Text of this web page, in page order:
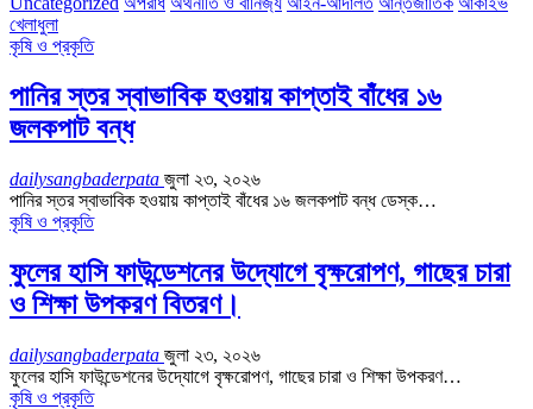
খেলাধুলা
কৃষি ও প্রকৃতি
পানির স্তর স্বাভাবিক হওয়ায় কাপ্তাই বাঁধের ১৬
জলকপাট বন্ধ
dailysangbaderpata জুলা ২৩, ২০২৬
পানির স্তর স্বাভাবিক হওয়ায় কাপ্তাই বাঁধের ১৬ জলকপাট বন্ধ ডেস্ক…
কৃষি ও প্রকৃতি
ফুলের হাসি ফাউন্ডেশনের উদ্যোগে বৃক্ষরোপণ, গাছের চারা
ও শিক্ষা উপকরণ বিতরণ।
dailysangbaderpata জুলা ২৩, ২০২৬
ফুলের হাসি ফাউন্ডেশনের উদ্যোগে বৃক্ষরোপণ, গাছের চারা ও শিক্ষা উপকরণ…
কৃষি ও প্রকৃতি